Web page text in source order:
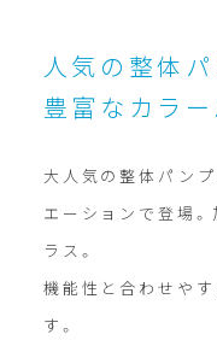
人気の整体
豊富なカラ
大人気の整体パン
エーションで登場
ラス。
機能性と合わせや
す。